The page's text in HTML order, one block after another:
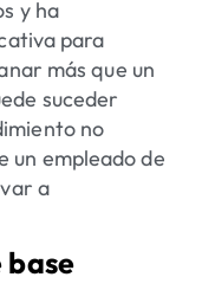
y ha
para
más que un
suceder
no
un empleado de
a
base